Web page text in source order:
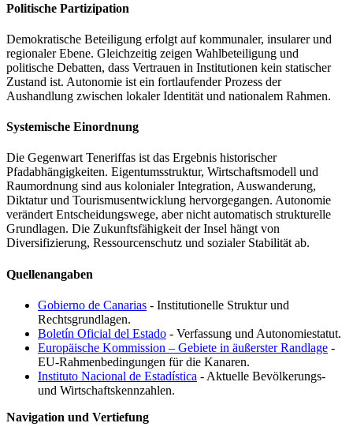
Politische Partizipation
Demokratische Beteiligung erfolgt auf kommunaler, insularer und
regionaler Ebene. Gleichzeitig zeigen Wahlbeteiligung und
politische Debatten, dass Vertrauen in Institutionen kein statischer
Zustand ist. Autonomie ist ein fortlaufender Prozess der
Aushandlung zwischen lokaler Identität und nationalem Rahmen.
Systemische Einordnung
Die Gegenwart Teneriffas ist das Ergebnis historischer
Pfadabhängigkeiten. Eigentumsstruktur, Wirtschaftsmodell und
Raumordnung sind aus kolonialer Integration, Auswanderung,
Diktatur und Tourismusentwicklung hervorgegangen. Autonomie
verändert Entscheidungswege, aber nicht automatisch strukturelle
Grundlagen. Die Zukunftsfähigkeit der Insel hängt von
Diversifizierung, Ressourcenschutz und sozialer Stabilität ab.
Quellenangaben
Gobierno de Canarias - Institutionelle Struktur und
Rechtsgrundlagen.
Boletín Oficial del Estado - Verfassung und Autonomiestatut.
Europäische Kommission – Gebiete in äußerster Randlage -
EU-Rahmenbedingungen für die Kanaren.
Instituto Nacional de Estadística - Aktuelle Bevölkerungs-
und Wirtschaftskennzahlen.
Navigation und Vertiefung